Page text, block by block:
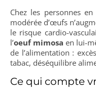
Chez les personnes
modérée d’œufs
le risque cardio-
l’oeuf mimosa en lui-
de l’alimentation :
tabac, déséquilibre
Ce qui compte